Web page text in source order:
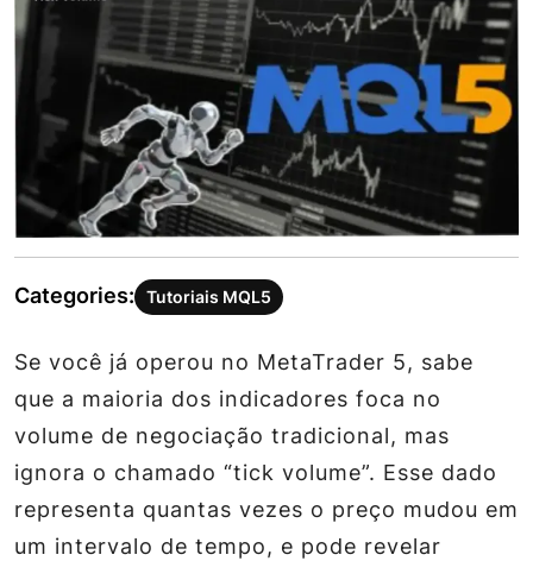
Categories: Tutoriais MQL5
Se você já operou no MetaTrader 5, sabe
que a maioria dos indicadores foca no
volume de negociação tradicional, mas
ignora o chamado “tick volume”. Esse dado
representa quantas vezes o preço mudou em
um intervalo de tempo, e pode revelar